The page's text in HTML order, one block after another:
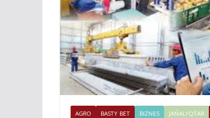
AGRO BASTY BET BIZNES JAŃALYQTAR